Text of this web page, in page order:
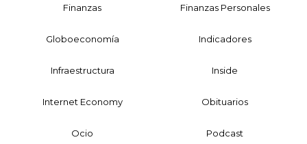
Finanzas Finanzas Personales
Globoeconomía Indicadores
Infraestructura Inside
Internet Economy Obituarios
Ocio Podcast